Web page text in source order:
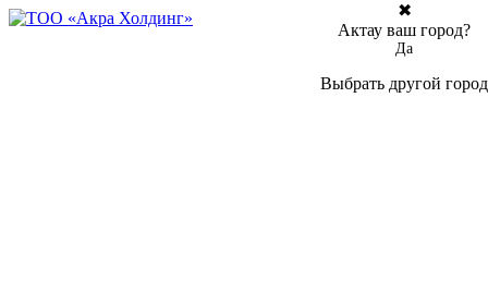
✖
Актау ваш город?
Да
Выбрать другой город